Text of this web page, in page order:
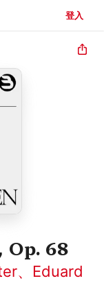
登入
Op. 68
、 Eduard